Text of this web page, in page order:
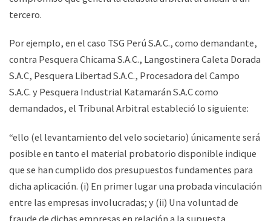
tercero.
Por ejemplo, en el caso TSG Perú S.A.C., como demandante,
contra Pesquera Chicama S.A.C., Langostinera Caleta Dorada
S.A.C, Pesquera Libertad S.A.C., Procesadora del Campo
S.A.C. y Pesquera Industrial Katamarán S.A.C como
demandados, el Tribunal Arbitral estableció lo siguiente:
“ello (el levantamiento del velo societario) únicamente será
posible en tanto el material probatorio disponible indique
que se han cumplido dos presupuestos fundamentes para
dicha aplicación. (i) En primer lugar una probada vinculación
entre las empresas involucradas; y (ii) Una voluntad de
fraude de dichas empresas en relación a la supuesta